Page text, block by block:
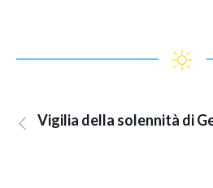
Vigilia della solennità di